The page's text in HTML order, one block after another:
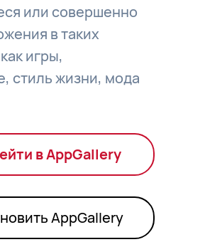
или совершенно
в таких
игры,
стиль жизни, мода
в AppGallery
AppGallery